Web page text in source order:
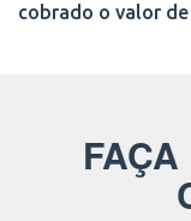
cobrado o valor